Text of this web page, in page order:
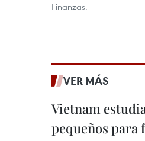
Finanzas.
VER MÁS
Vietnam
pequeños para